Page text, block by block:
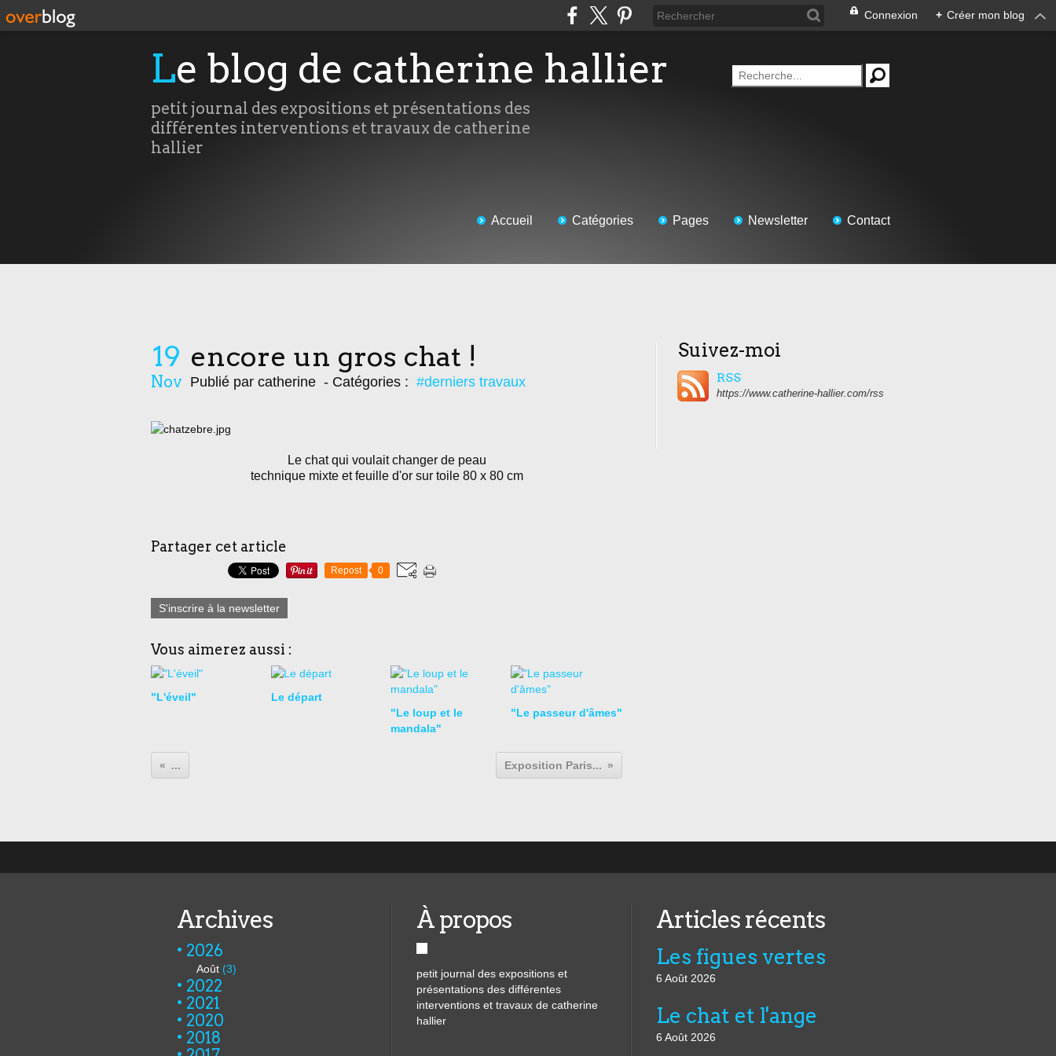
Connexion + Créer mon blog
Le blog de catherine hallier
petit journal des expositions et présentations des
différentes interventions et travaux de catherine
hallier
Accueil Catégories Pages Newsletter Contact
19
Nov
encore un gros chat !
Publié par catherine - Catégories : #derniers travaux
Le chat qui voulait changer de peau
technique mixte et feuille d'or sur toile 80 x 80 cm
Partager cet article
Repost 0
S'inscrire à la newsletter
Vous aimerez aussi :
"L'éveil"
Le départ
"Le loup et le
mandala"
"Le passeur d'âmes"
... Exposition Paris...
Suivez-moi
RSS
https://www.catherine-hallier.com/rss
Archives
2026
Août (3)
2022
2021
2020
2018
À propos
petit journal des expositions et
présentations des différentes
interventions et travaux de catherine
hallier
Articles récents
Les figues vertes
6 Août 2026
Le chat et l'ange
6 Août 2026